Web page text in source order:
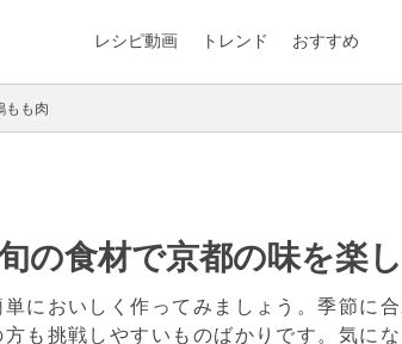
レシピ動画 トレンド おすすめ
もも肉
の食材で京都の味を楽
においしく作ってみましょう。季節に
も挑戦しやすいものばかりです。気に